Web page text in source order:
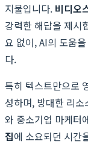
지물입니다. 비디오
강력한 해답을 제시
요 없이, AI의 도움
다.
특히 텍스트만으로
성하며, 방대한 리
와 중소기업 마케터
집에 소요되던 시간